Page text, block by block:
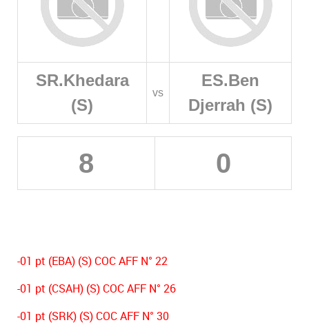
SR.Khedara
(S)
vs
ES.Ben
Djerrah (S)
8 0
-01 pt (EBA) (S) COC AFF N° 22
-01 pt (CSAH) (S) COC AFF N° 26
-01 pt (SRK) (S) COC AFF N° 30